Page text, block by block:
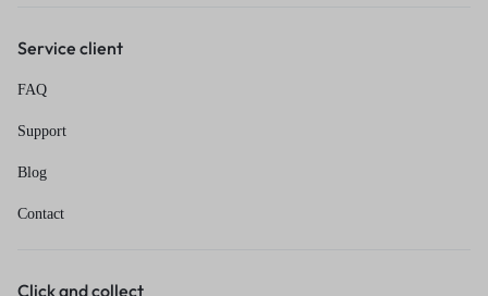
Service client
FAQ
Support
Blog
Contact
Click and collect